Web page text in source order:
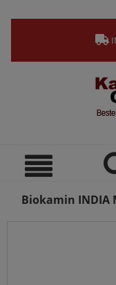
Biokamin INDIA